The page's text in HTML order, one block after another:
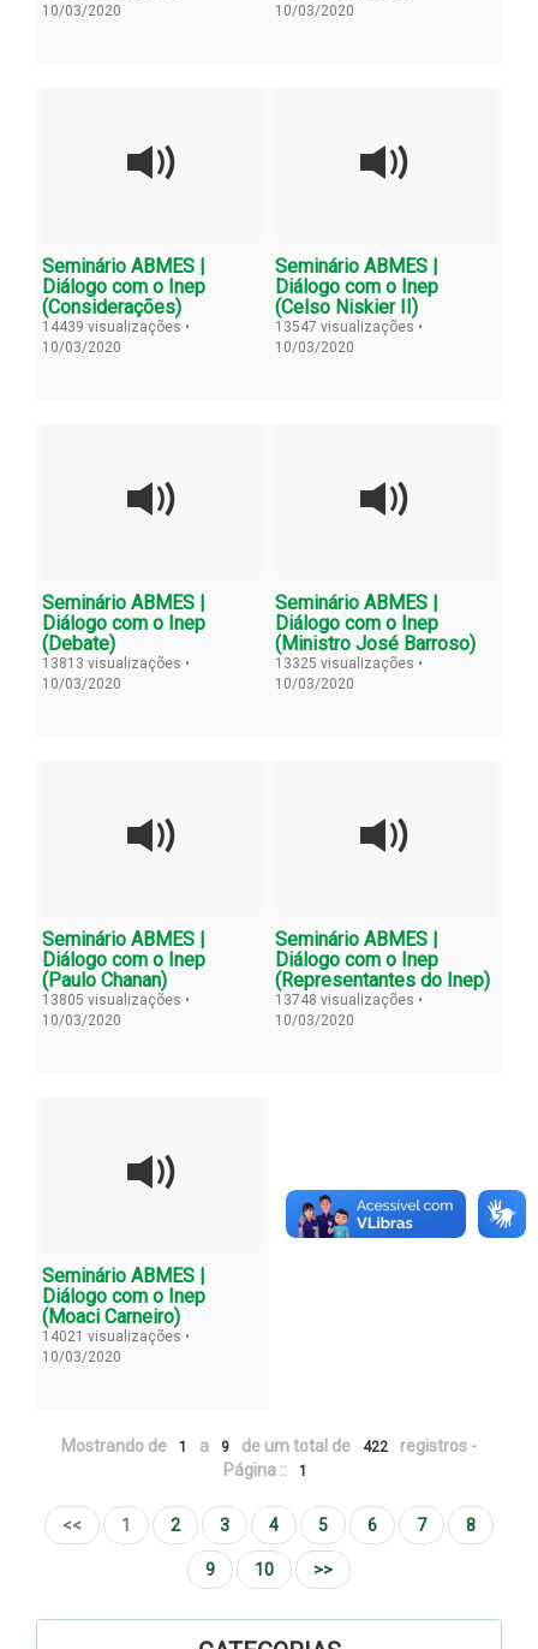
10/03/2020
10/03/2020
Seminário ABMES |
Diálogo com o Inep
(Considerações)
14439 visualizações •
10/03/2020
Seminário ABMES |
Diálogo com o Inep
(Celso Niskier II)
13547 visualizações •
10/03/2020
Seminário ABMES |
Diálogo com o Inep
(Debate)
13813 visualizações •
10/03/2020
Seminário ABMES |
Diálogo com o Inep
(Ministro José Barroso)
13325 visualizações •
10/03/2020
Seminário ABMES |
Diálogo com o Inep
(Paulo Chanan)
13805 visualizações •
10/03/2020
Seminário ABMES |
Diálogo com o Inep
(Representantes do Inep)
13748 visualizações •
10/03/2020
Seminário ABMES |
Diálogo com o Inep
(Moaci Carneiro)
14021 visualizações •
10/03/2020
Mostrando de 1 a 9 de um total de 422
registros -
Página ::
1
<< 1 2 3 4 5 6 7 8
9 10 >>